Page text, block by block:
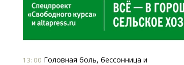
13:00 Головная боль, бессонница и